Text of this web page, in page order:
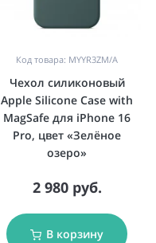
Код товара: MYYR3ZM/A
Чехол силиконовый
Apple Silicone Case with
MagSafe для iPhone 16
Pro, цвет «Зелёное
озеро»
2 980 руб.
В корзину